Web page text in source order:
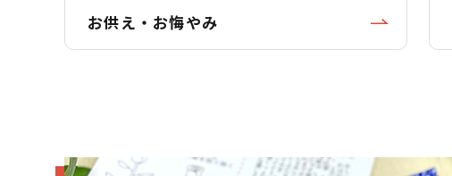
お供え・お悔やみ